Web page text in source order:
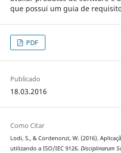
que possui um guia de
PDF
Publicado
18.03.2016
Como Citar
Lodi, S., & Cordenonzi, W. (2016).
utilizando a ISO/IEC 9126. Disciplinarum